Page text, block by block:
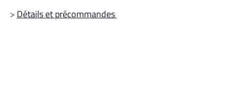
> Détails et précommandes